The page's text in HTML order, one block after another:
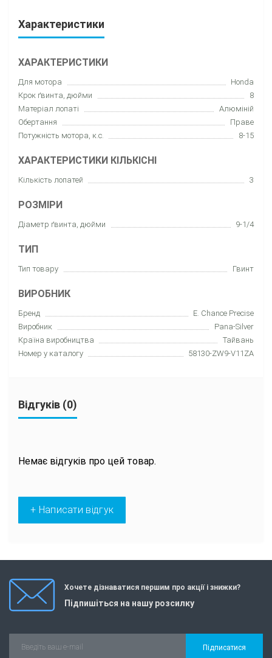
Характеристики
ХАРАКТЕРИСТИКИ
Для мотора
Honda
Крок ґвинта, дюйми
8
Матеріал лопаті
Алюміній
Обертання
Праве
Потужність мотора, к.с.
8-15
ХАРАКТЕРИСТИКИ КІЛЬКІСНІ
Кількість лопатей 3
РОЗМІРИ
Діаметр ґвинта, дюйми 9-1/4
ТИП
Тип товару Гвинт
ВИРОБНИК
Бренд
E. Chance Precise
Виробник
Pana-Silver
Країна виробництва
Тайвань
Номер у каталогу
58130-ZW9-V11ZA
Відгуків (0)
Немає відгуків про цей товар.
+ Написати відгук
Хочете дізнаватися першим про акції і знижки?
Підпишіться на нашу розсилку
Підписатися